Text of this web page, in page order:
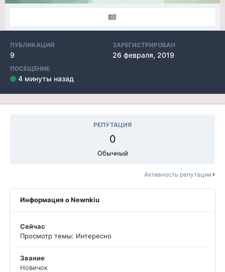
ПУБЛИКАЦИЙ
9
ЗАРЕГИСТРИРОВАН
26 февраля, 2019
ПОСЕЩЕНИЕ
4 минуты назад
РЕПУТАЦИЯ
0
Обычный
Активность репутации
Информация о Newnkiu
Сейчас
Просмотр темы: Интересно
Звание
Новичок